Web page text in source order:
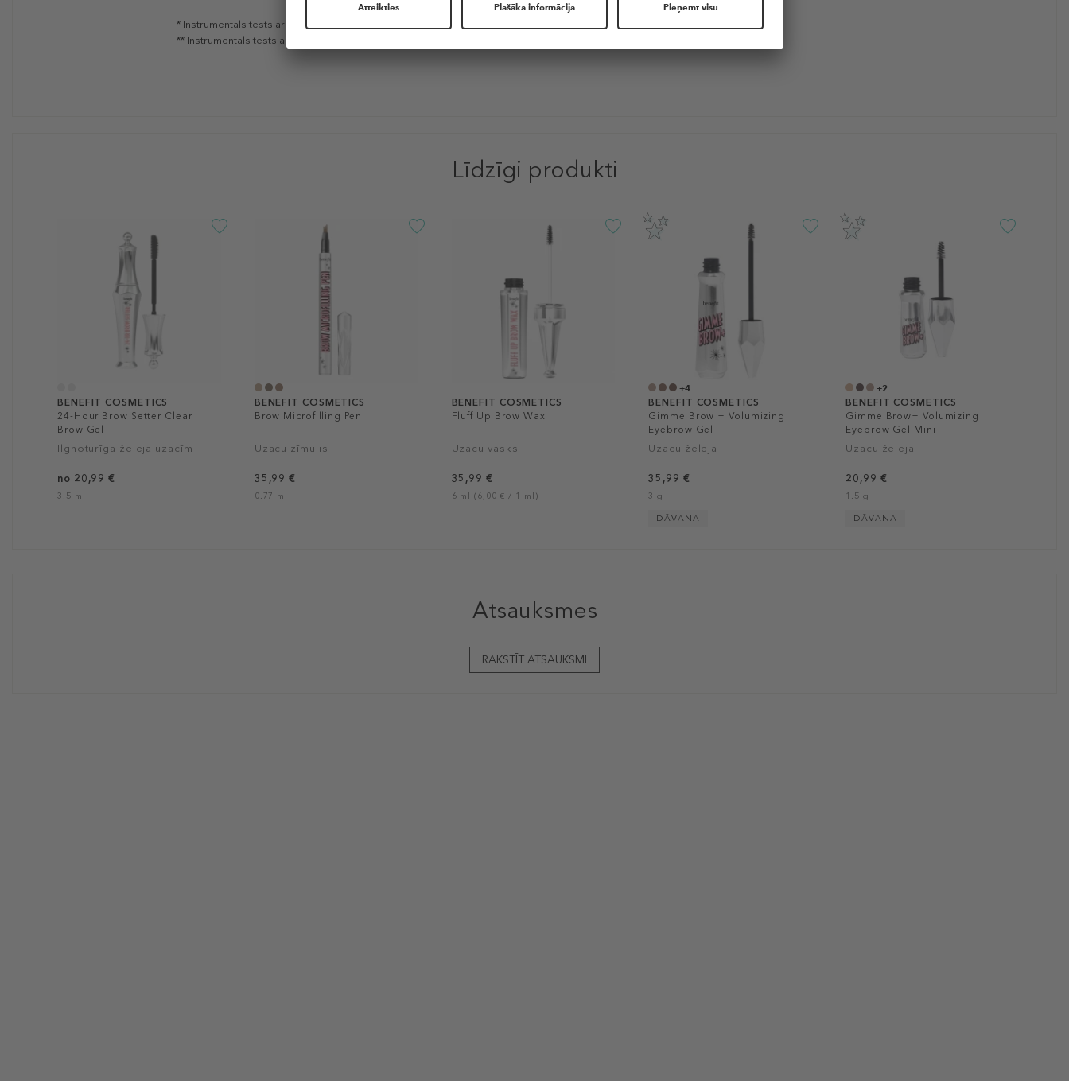
* Instrumentāls tests ar 25 dalībniecēm.
** Instrumentāls tests ar 100 dalībniecēm.
Līdzīgi produkti
BENEFIT COSMETICS
24-Hour Brow Setter Clear
Brow Gel
Ilgnoturīga želeja uzacīm
no 20,99 €
3.5 ml
BENEFIT COSMETICS
Brow Microfilling Pen
Uzacu zīmulis
35,99 €
0.77 ml
BENEFIT COSMETICS
Fluff Up Brow Wax
Uzacu vasks
35,99 €
6 ml (6,00 € / 1 ml)
+4
BENEFIT COSMETICS
Gimme Brow + Volumizing
Eyebrow Gel
Uzacu želeja
35,99 €
3 g
DĀVANA
+2
BENEFIT COSMETICS
Gimme Brow+ Volumizing
Eyebrow Gel Mini
Uzacu želeja
20,99 €
1.5 g
DĀVANA
Atsauksmes
RAKSTĪT ATSAUKSMI